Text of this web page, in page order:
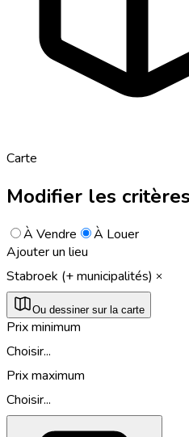
Carte
Modifier les
À Vendre
À Louer
Ajouter un lieu
Stabroek (+ municipalités)
Ou dessiner sur la carte
Prix minimum
Choisir...
Prix maximum
Choisir...